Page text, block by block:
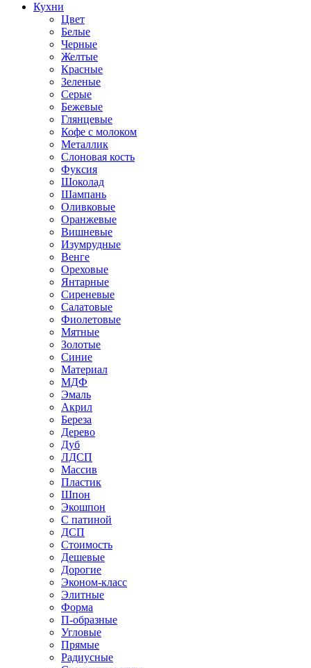
Кухни
Цвет
Белые
Черные
Желтые
Красные
Зеленые
Серые
Бежевые
Глянцевые
Кофе с молоком
Металлик
Слоновая кость
Фуксия
Шоколад
Шампань
Оливковые
Оранжевые
Вишневые
Изумрудные
Венге
Ореховые
Янтарные
Сиреневые
Салатовые
Фиолетовые
Мятные
Золотые
Синие
Материал
МДФ
Эмаль
Акрил
Береза
Дерево
Дуб
ЛДСП
Массив
Пластик
Шпон
Экошпон
С патиной
ДСП
Стоимость
Дешевые
Дорогие
Эконом-класс
Элитные
Форма
П-образные
Угловые
Прямые
Радиусные